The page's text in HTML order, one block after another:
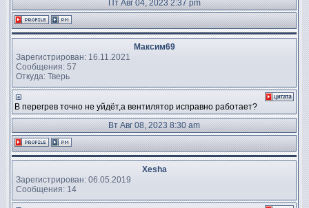
Пт Авг 04, 2023 2:37 pm
Максим69
Зарегистрирован: 16.11.2021
Сообщения: 57
Откуда: Тверь
В перегрев точно не уйдёт,а вентилятор исправно работает?
Вт Авг 08, 2023 8:30 am
Xesha
Зарегистрирован: 06.05.2019
Сообщения: 14